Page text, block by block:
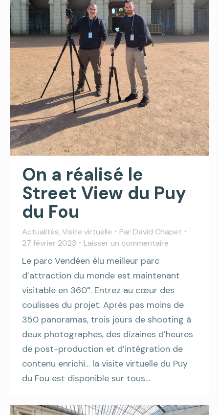
On a réalisé le
Street View du Puy
du Fou
Actualités, Visite virtuelle Par David Chapet
27 février 2023
Laisser un commentaire
Le parc Vendéen élu meilleur parc
d’attraction du monde est maintenant
visitable en 360°. Entrez au cœur des
coulisses du projet. Après pas moins de
350 panoramas, trois jours de shooting à
deux photographes, des dizaines d’heures
de post-production et d’intégration de
contenu enrichi… la visite virtuelle du Puy
du Fou est disponible sur tous…